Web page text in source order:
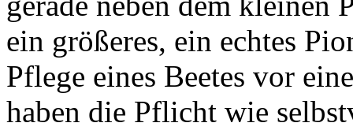
ein größeres, ein echtes
Pflege eines Beetes vor
haben die Pflicht wie